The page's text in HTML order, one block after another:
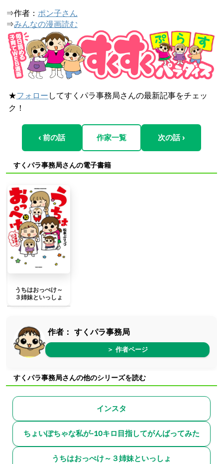
⇒作者： ポン子さん
⇒みんなの漫画読む
★フォロー してすくパラ事務局さんの最新記事をチェッ
ク！
‹ 前の話 作家一覧 次の話 ›
すくパラ事務局さんの電子書籍
うちはおっぺけ～
３姉妹といっしょ
作者： すくパラ事務局
＞ 作者ページ
すくパラ事務局さんの他のシリーズを読む
インスタ
ちょいぽちゃな私が-10キロ目指してがんばってみた
うちはおっぺけ～３姉妹といっしょ